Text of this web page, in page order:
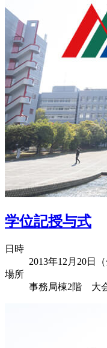
学位記授与式
日時
2013年12月20日（
場所
事務局棟2階 大